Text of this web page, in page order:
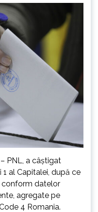
PNL, a câştigat
al Capitalei, după ce
conform datelor
agregate pe
4 Romania.